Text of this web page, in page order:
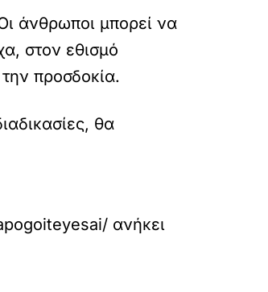
άνθρωποι μπορεί να
στον εθισμό
προσδοκία.
θα
ανήκει